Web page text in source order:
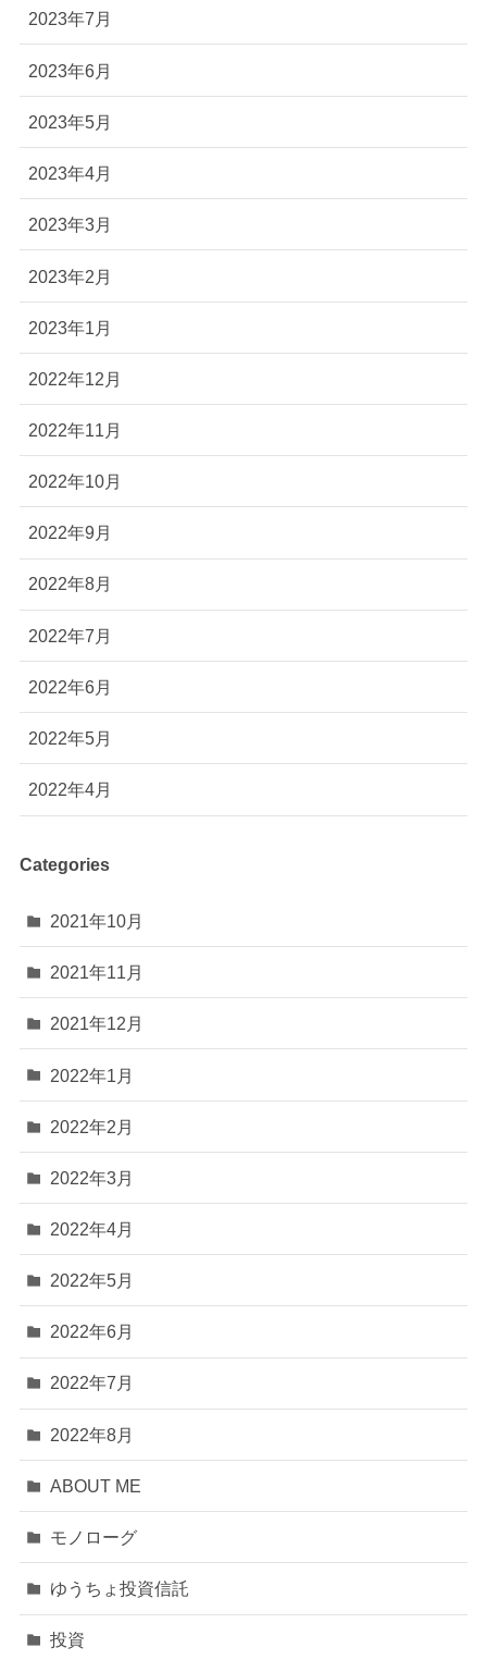
2023年7月
2023年6月
2023年5月
2023年4月
2023年3月
2023年2月
2023年1月
2022年12月
2022年11月
2022年10月
2022年9月
2022年8月
2022年7月
2022年6月
2022年5月
2022年4月
Categories
2021年10月
2021年11月
2021年12月
2022年1月
2022年2月
2022年3月
2022年4月
2022年5月
2022年6月
2022年7月
2022年8月
ABOUT ME
モノローグ
ゆうちょ投資信託
投資